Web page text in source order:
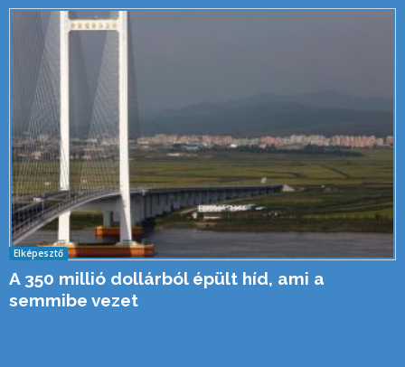
Elképesztő
A 350 millió dollárból épült híd, ami a
semmibe vezet